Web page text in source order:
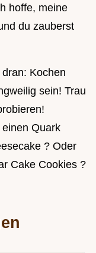
hoffe, meine
du zauberst
Kochen
sein! Trau
Quark
? Oder
Cake Cookies ?